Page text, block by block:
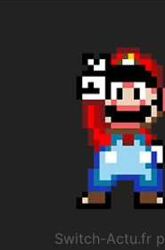
Switch-Actu.fr